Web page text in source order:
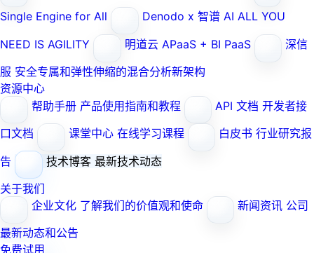
Single Engine for All
Denodo x 智谱 AI ALL YOU
NEED IS AGILITY
明道云 APaaS + BI PaaS
深信
服 安全专属和弹性伸缩的混合分析新架构
资源中心
帮助手册 产品使用指南和教程 API 文档 开发者接
口文档
课堂中心 在线学习课程 白皮书 行业研究报
告
技术博客 最新技术动态
关于我们
企业文化 了解我们的价值观和使命 新闻资讯 公司
最新动态和公告
免费试用